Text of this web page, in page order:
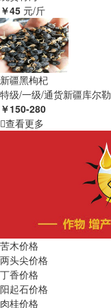
￥45 元/斤
新疆黑枸杞
特级/一级/通货新疆库尔勒
￥150-280
查看更多
苦木价格
两头尖价格
丁香价格
阳起石价格
肉桂价格